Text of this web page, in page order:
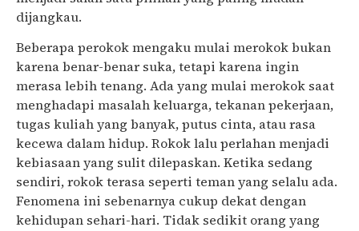
dijangkau.
Beberapa perokok mengaku mulai merokok bukan
karena benar-benar suka, tetapi karena ingin
merasa lebih tenang. Ada yang mulai merokok saat
menghadapi masalah keluarga, tekanan pekerjaan,
tugas kuliah yang banyak, putus cinta, atau rasa
kecewa dalam hidup. Rokok lalu perlahan menjadi
kebiasaan yang sulit dilepaskan. Ketika sedang
sendiri, rokok terasa seperti teman yang selalu ada.
Fenomena ini sebenarnya cukup dekat dengan
kehidupan sehari-hari. Tidak sedikit orang yang